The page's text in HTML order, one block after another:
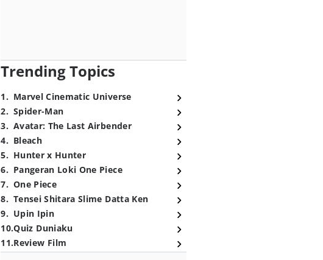
Trending Topics
1. Marvel Cinematic Universe
2. Spider-Man
3. Avatar: The Last Airbender
4. Bleach
5. Hunter x Hunter
6. Pangeran Loki One Piece
7. One Piece
8. Tensei Shitara Slime Datta Ken
9. Upin Ipin
10.Quiz Duniaku
11.Review Film